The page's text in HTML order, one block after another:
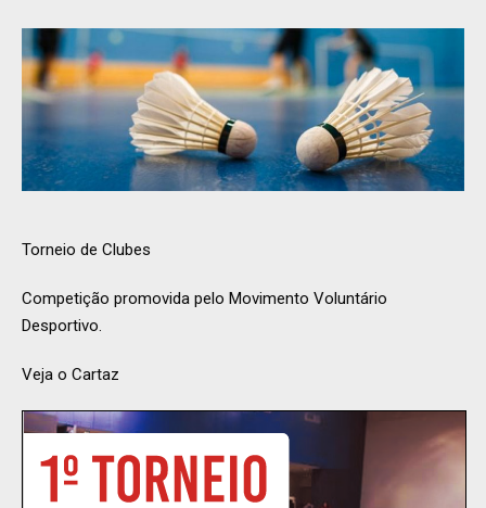
Torneio de Clubes
Competição promovida pelo Movimento Voluntário
Desportivo.
Veja o Cartaz